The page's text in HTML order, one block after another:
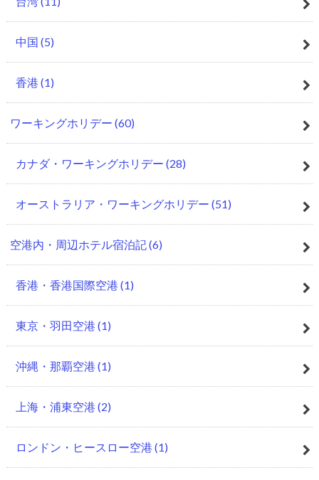
中国 (5)
香港 (1)
ワーキングホリデー (60)
カナダ・ワーキングホリデー (28)
オーストラリア・ワーキングホリデー (51)
空港内・周辺ホテル宿泊記(6)
香港・香港国際空港 (1)
東京・羽田空港 (1)
沖縄・那覇空港 (1)
上海・浦東空港 (2)
ロンドン・ヒースロー空港 (1)